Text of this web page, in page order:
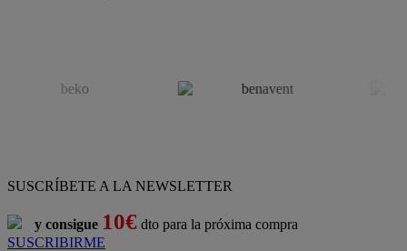
SUSCRÍBETE A LA NEWSLETTER
y consigue 10€ dto para la próxima compra
SUSCRIBIRME